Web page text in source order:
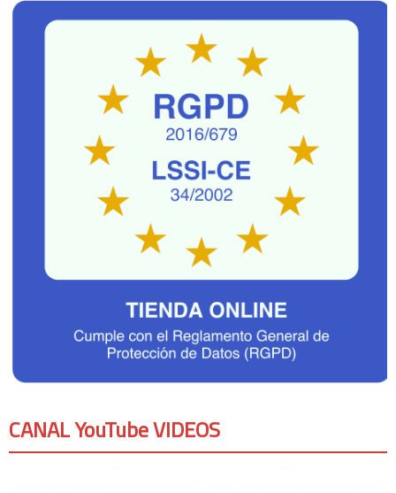
CANAL YouTube VIDEOS